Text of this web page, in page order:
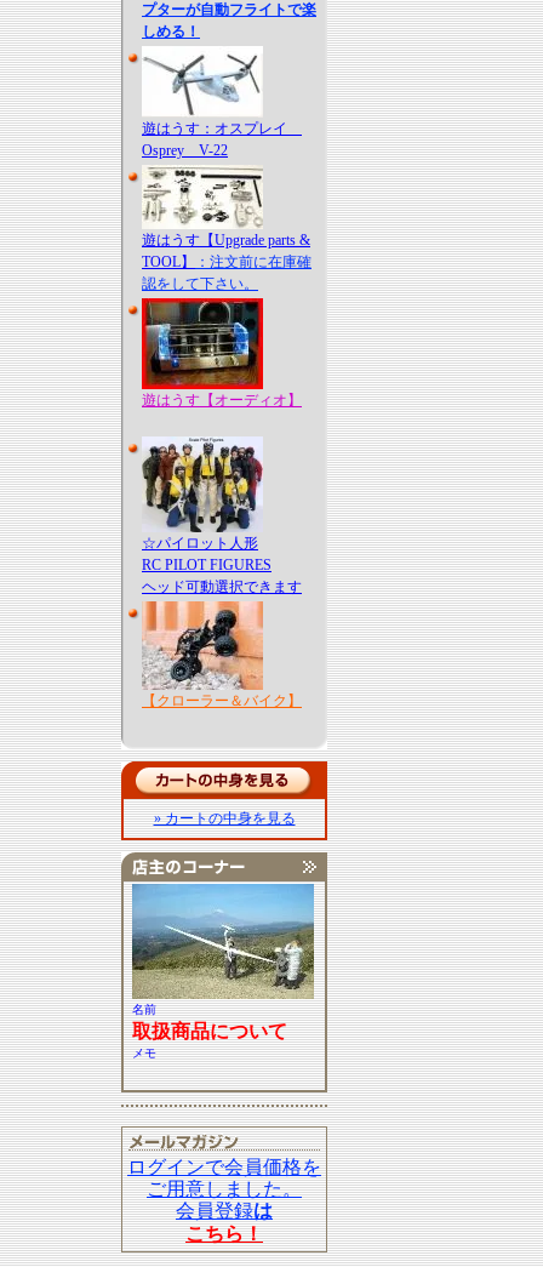
プターが自動フライトで楽
しめる！
遊はうす：オスプレイ
Osprey V-22
遊はうす【Upgrade parts &
TOOL】
：注文前に在庫確
認をして下さい。
遊はうす【オーディオ】
☆パイロット人形
RC PILOT FIGURES
ヘッド可動選択できます
【クローラー＆バイク】
» カートの中身を見る
名前
取扱商品について
メモ
ログインで会員価格を
ご用意しました。
会員登録は
こちら！